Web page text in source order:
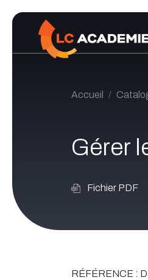
Accueil
Gérer
Fichier PDF
RÉFÉRENCE :